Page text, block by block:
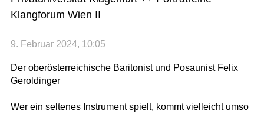
Klangforum Wien II
9. Februar 2024, 10:05
Der oberösterreichische Baritonist und Posaunist Felix
Geroldinger
Wer ein seltenes Instrument spielt, kommt vielleicht umso